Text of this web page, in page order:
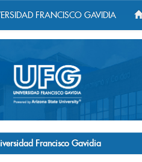
FRANCISCO GAVIDIA
Francisco Gavidia